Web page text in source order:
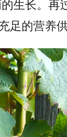
生长。再
足的营养供